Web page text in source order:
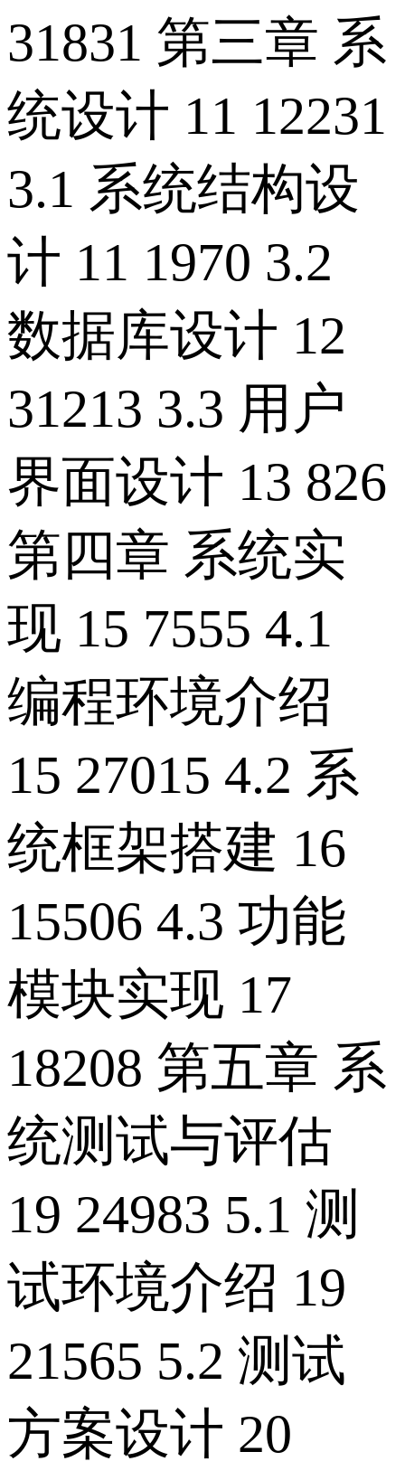
31831 第三章 系
统设计 11 12231
3.1 系统结构设
计 11 1970 3.2
数据库设计 12
31213 3.3 用户
界面设计 13 826
第四章 系统实
现 15 7555 4.1
编程环境介绍
15 27015 4.2 系
统框架搭建 16
15506 4.3 功能
模块实现 17
18208 第五章 系
统测试与评估
19 24983 5.1 测
试环境介绍 19
21565 5.2 测试
方案设计 20